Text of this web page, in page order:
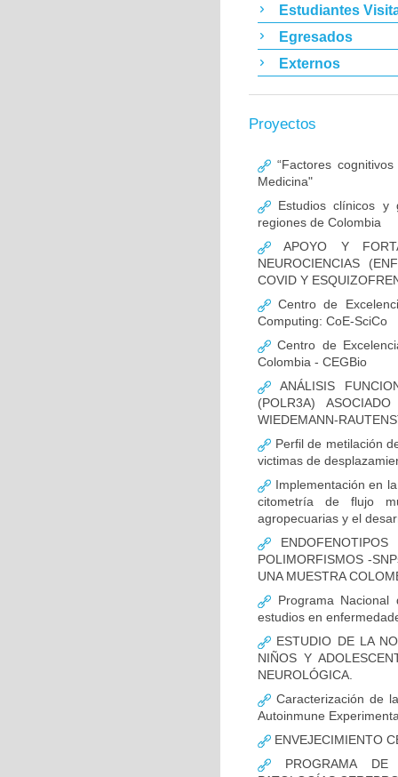
Estudiantes
Egresados
Externos
Proyectos
“Factores
Medicina"
Estudios clínicos y
regiones de Colombia
APOYO Y
NEUROCIENCIAS
COVID Y
Centro de
Computing: CoE-SciCo
Centro de
Colombia - CEGBio
ANÁLISIS
(POLR3A)
WIEDEMANN-
Perfil de metilación
victimas de
Implementación en
citometría de flujo
agropecuarias y el
POLIMORFISMOS -
UNA MUESTRA
Programa Nacional
estudios en
ESTUDIO DE LA
NIÑOS Y
NEUROLÓGICA.
Caracterización de
Autoinmune
ENVEJECIMIENTO
PROGRAMA DE